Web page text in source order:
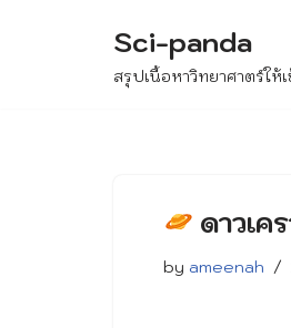
Sci-panda
สรุปเนื้อหาวิทยาศาตร์ใ
ดาวเค
by ameenah